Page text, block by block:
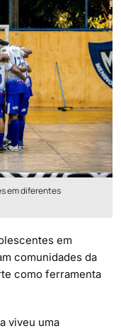
em diferentes
em
comunidades da
como ferramenta
viveu uma